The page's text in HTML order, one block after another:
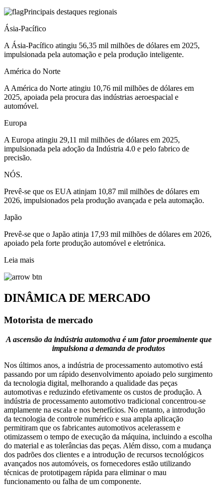
Principais destaques regionais
Ásia-Pacífico
A Ásia-Pacífico atingiu 56,35 mil milhões de dólares em 2025,
impulsionada pela automação e pela produção inteligente.
América do Norte
A América do Norte atingiu 10,76 mil milhões de dólares em
2025, apoiada pela procura das indústrias aeroespacial e
automóvel.
Europa
A Europa atingiu 29,11 mil milhões de dólares em 2025,
impulsionada pela adoção da Indústria 4.0 e pelo fabrico de
precisão.
NÓS.
Prevê-se que os EUA atinjam 10,87 mil milhões de dólares em
2026, impulsionados pela produção avançada e pela automação.
Japão
Prevê-se que o Japão atinja 17,93 mil milhões de dólares em 2026,
apoiado pela forte produção automóvel e eletrónica.
Leia mais
DINÂMICA DE MERCADO
Motorista de mercado
A ascensão da indústria automotiva é um fator proeminente que
impulsiona a demanda de produtos
Nos últimos anos, a indústria de processamento automotivo está
passando por um rápido desenvolvimento apoiado pelo surgimento
da tecnologia digital, melhorando a qualidade das peças
automotivas e reduzindo efetivamente os custos de produção. A
indústria de processamento automotivo tradicional concentrou-se
amplamente na escala e nos benefícios. No entanto, a introdução
da tecnologia de controle numérico e sua ampla aplicação
permitiram que os fabricantes automotivos acelerassem e
otimizassem o tempo de execução da máquina, incluindo a escolha
do material e as tolerâncias das peças. Além disso, com a mudança
dos padrões dos clientes e a introdução de recursos tecnológicos
avançados nos automóveis, os fornecedores estão utilizando
técnicas de prototipagem rápida para eliminar o mau
funcionamento ou falha de um componente.